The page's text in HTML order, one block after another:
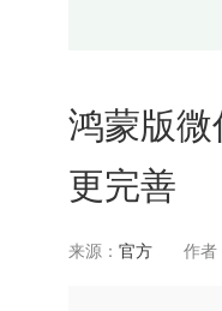
鸿蒙版
更完善
来源： 官方 作者